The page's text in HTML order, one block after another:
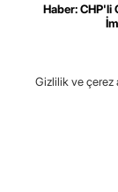
Haber: CHP'li
Gizlilik ve çerez